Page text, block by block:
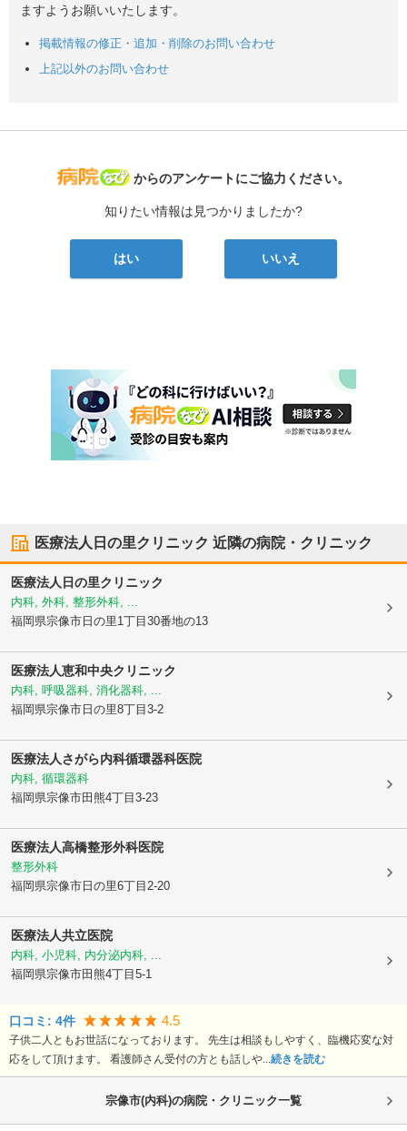
ますようお願いいたします。
掲載情報の修正・追加・削除のお問い合わせ
上記以外のお問い合わせ
病院なび
からのアンケートにご協力ください。
知りたい情報は見つかりましたか?
はい いいえ
医療法人日の里クリニック 近隣の病院・クリニック
医療法人日の里クリニック
内科, 外科, 整形外科, ...
福岡県宗像市 日の里1丁目30番地の13
医療法人恵和中央クリニック
内科, 呼吸器科, 消化器科, ...
福岡県宗像市 日の里8丁目3-2
医療法人さがら内科循環器科医院
内科, 循環器科
福岡県宗像市田熊4丁目3-23
医療法人高橋整形外科医院
整形外科
福岡県宗像市 日の里6丁目2-20
医療法人共立医院
内科, 小児科, 内分泌内科, ...
福岡県宗像市田熊4丁目5-1
口コミ: 4件 4.5
子供二人ともお世話になっております。 先生は相談もしやすく、臨機応変な対
応をして頂けます。 看護師さん受付の方とも話しや...続きを読む
宗像市(内科)の病院・クリニック一覧